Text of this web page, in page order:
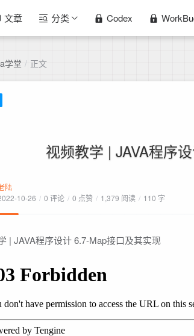
文章 分类 Codex
学堂 / 正文
视频教学 | JAVA程序
陆
10-26 / 0 评论 / 0 点赞 / 1,379 阅读 / 110 字
| JAVA程序设计 6.7-Map接口及其实现